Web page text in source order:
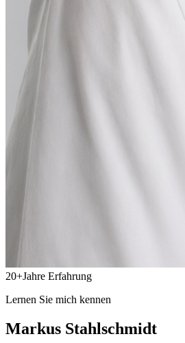
20+Jahre Erfahrung
Lernen Sie mich kennen
Markus Stahlschmidt